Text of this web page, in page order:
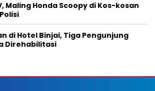
Maling Honda Scoopy di Kos-kosan
di Hotel Binjai, Tiga Pengunjung
Direhabilitasi